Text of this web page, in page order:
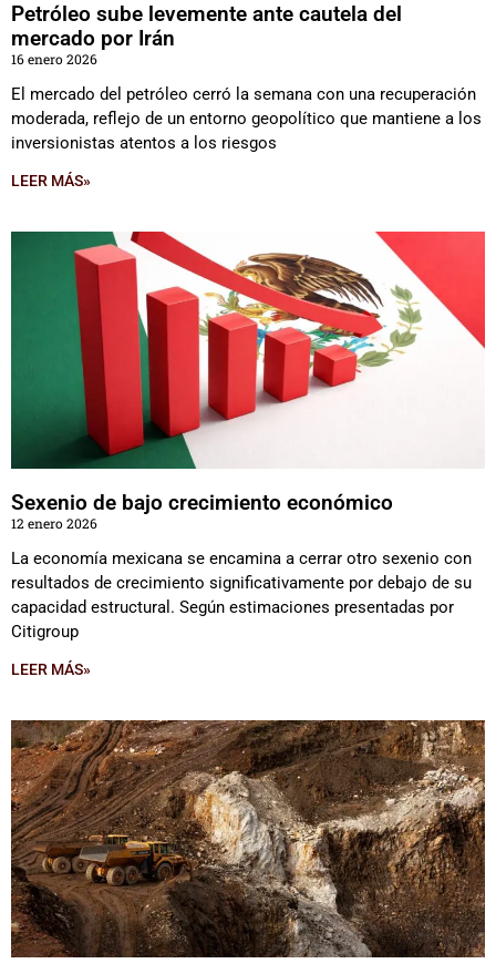
Petróleo sube levemente ante cautela del
mercado por Irán
16 enero 2026
El mercado del petróleo cerró la semana con una recuperación
moderada, reflejo de un entorno geopolítico que mantiene a los
inversionistas atentos a los riesgos
LEER MÁS»
Sexenio de bajo crecimiento económico
12 enero 2026
La economía mexicana se encamina a cerrar otro sexenio con
resultados de crecimiento significativamente por debajo de su
capacidad estructural. Según estimaciones presentadas por
Citigroup
LEER MÁS»